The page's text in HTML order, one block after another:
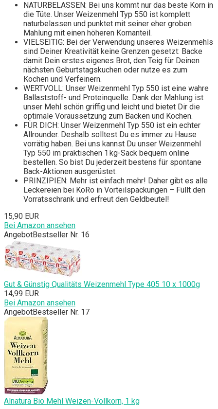
NATURBELASSEN: Bei uns kommt nur das beste Korn in
die Tüte. Unser Weizenmehl Typ 550 ist komplett
naturbelassen und punktet mit seiner eher groben
Mahlung mit einen höheren Kornanteil.
VIELSEITIG: Bei der Verwendung unseres Weizenmehls
sind Deiner Kreativität keine Grenzen gesetzt: Backe
damit Dein erstes eigenes Brot, den Teig für Deinen
nächsten Geburtstagskuchen oder nutze es zum
Kochen und Verfeinern.
WERTVOLL: Unser Weizenmehl Typ 550 ist eine wahre
Ballaststoff- und Proteinquelle. Dank der Mahlung ist
unser Mehl schön griffig und leicht und bietet Dir die
optimale Voraussetzung zum Backen und Kochen.
FÜR DICH: Unser Weizenmehl Typ 550 ist ein echter
Allrounder. Deshalb solltest Du es immer zu Hause
vorrätig haben. Bei uns kannst Du unser Weizenmehl
Typ 550 im praktischen 1 kg-Sack bequem online
bestellen. So bist Du jederzeit bestens für spontane
Back-Aktionen ausgerüstet.
PRINZIPIEN: Mehr ist einfach mehr! Daher gibt es alle
Leckereien bei KoRo in Vorteilspackungen – Füllt den
Vorratsschrank und erfreut den Geldbeutel!
15,90 EUR
Bei Amazon ansehen
AngebotBestseller Nr. 16
Gut & Günstig Qualitäts Weizenmehl Type 405 10 x 1000g
14,99 EUR
Bei Amazon ansehen
AngebotBestseller Nr. 17
Alnatura Bio Mehl Weizen-Vollkorn, 1 kg